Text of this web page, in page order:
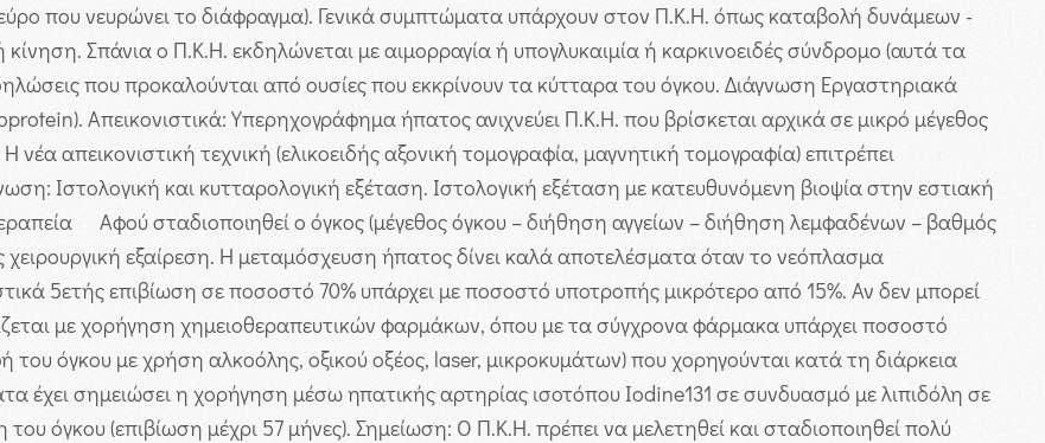
που νευρώνει το διάφραγμα). Γενικά συμπτώματα υπάρχουν στον Π.Κ.Η. όπως καταβολή δυνάμεων -
Σπάνια ο Π.Κ.Η. εκδηλώνεται με αιμορραγία ή υπογλυκαιμία ή καρκινοειδές σύνδρομο (αυτά τα
που προκαλούνται από ουσίες που εκκρίνουν τα κύτταρα του όγκου. Διάγνωση Εργαστηριακά
Απεικονιστικά: Υπερηχογράφημα ήπατος ανιχνεύει Π.Κ.Η. που βρίσκεται αρχικά σε μικρό μέγεθος
απεικονιστική τεχνική (ελικοειδής αξονική τομογραφία, μαγνητική τομογραφία) επιτρέπει
Ιστολογική και κυτταρολογική εξέταση. Ιστολογική εξέταση με κατευθυνόμενη βιοψία στην εστιακή
Αφού σταδιοποιηθεί ο όγκος (μέγεθος όγκου – διήθηση αγγείων – διήθηση λεμφαδένων – βαθμός
εξαίρεση. Η μεταμόσχευση ήπατος δίνει καλά αποτελέσματα όταν το νεόπλασμα
5ετής επιβίωση σε ποσοστό 70% υπάρχει με ποσοστό υποτροπής μικρότερο από 15%. Αν δεν μπορεί
με χορήγηση χημειοθεραπευτικών φαρμάκων, όπου με τα σύγχρονα φάρμακα υπάρχει ποσοστό
του όγκου με χρήση αλκοόλης, οξικού οξέος, laser, μικροκυμάτων) που χορηγούνται κατά τη διάρκεια
σημειώσει η χορήγηση μέσω ηπατικής αρτηρίας ισοτόπου Iodine131 σε συνδυασμό με λιπιδόλη σε
του όγκου (επιβίωση μέχρι 57 μήνες). Σημείωση: Ο Π.Κ.Η. πρέπει να μελετηθεί και σταδιοποιηθεί πολύ